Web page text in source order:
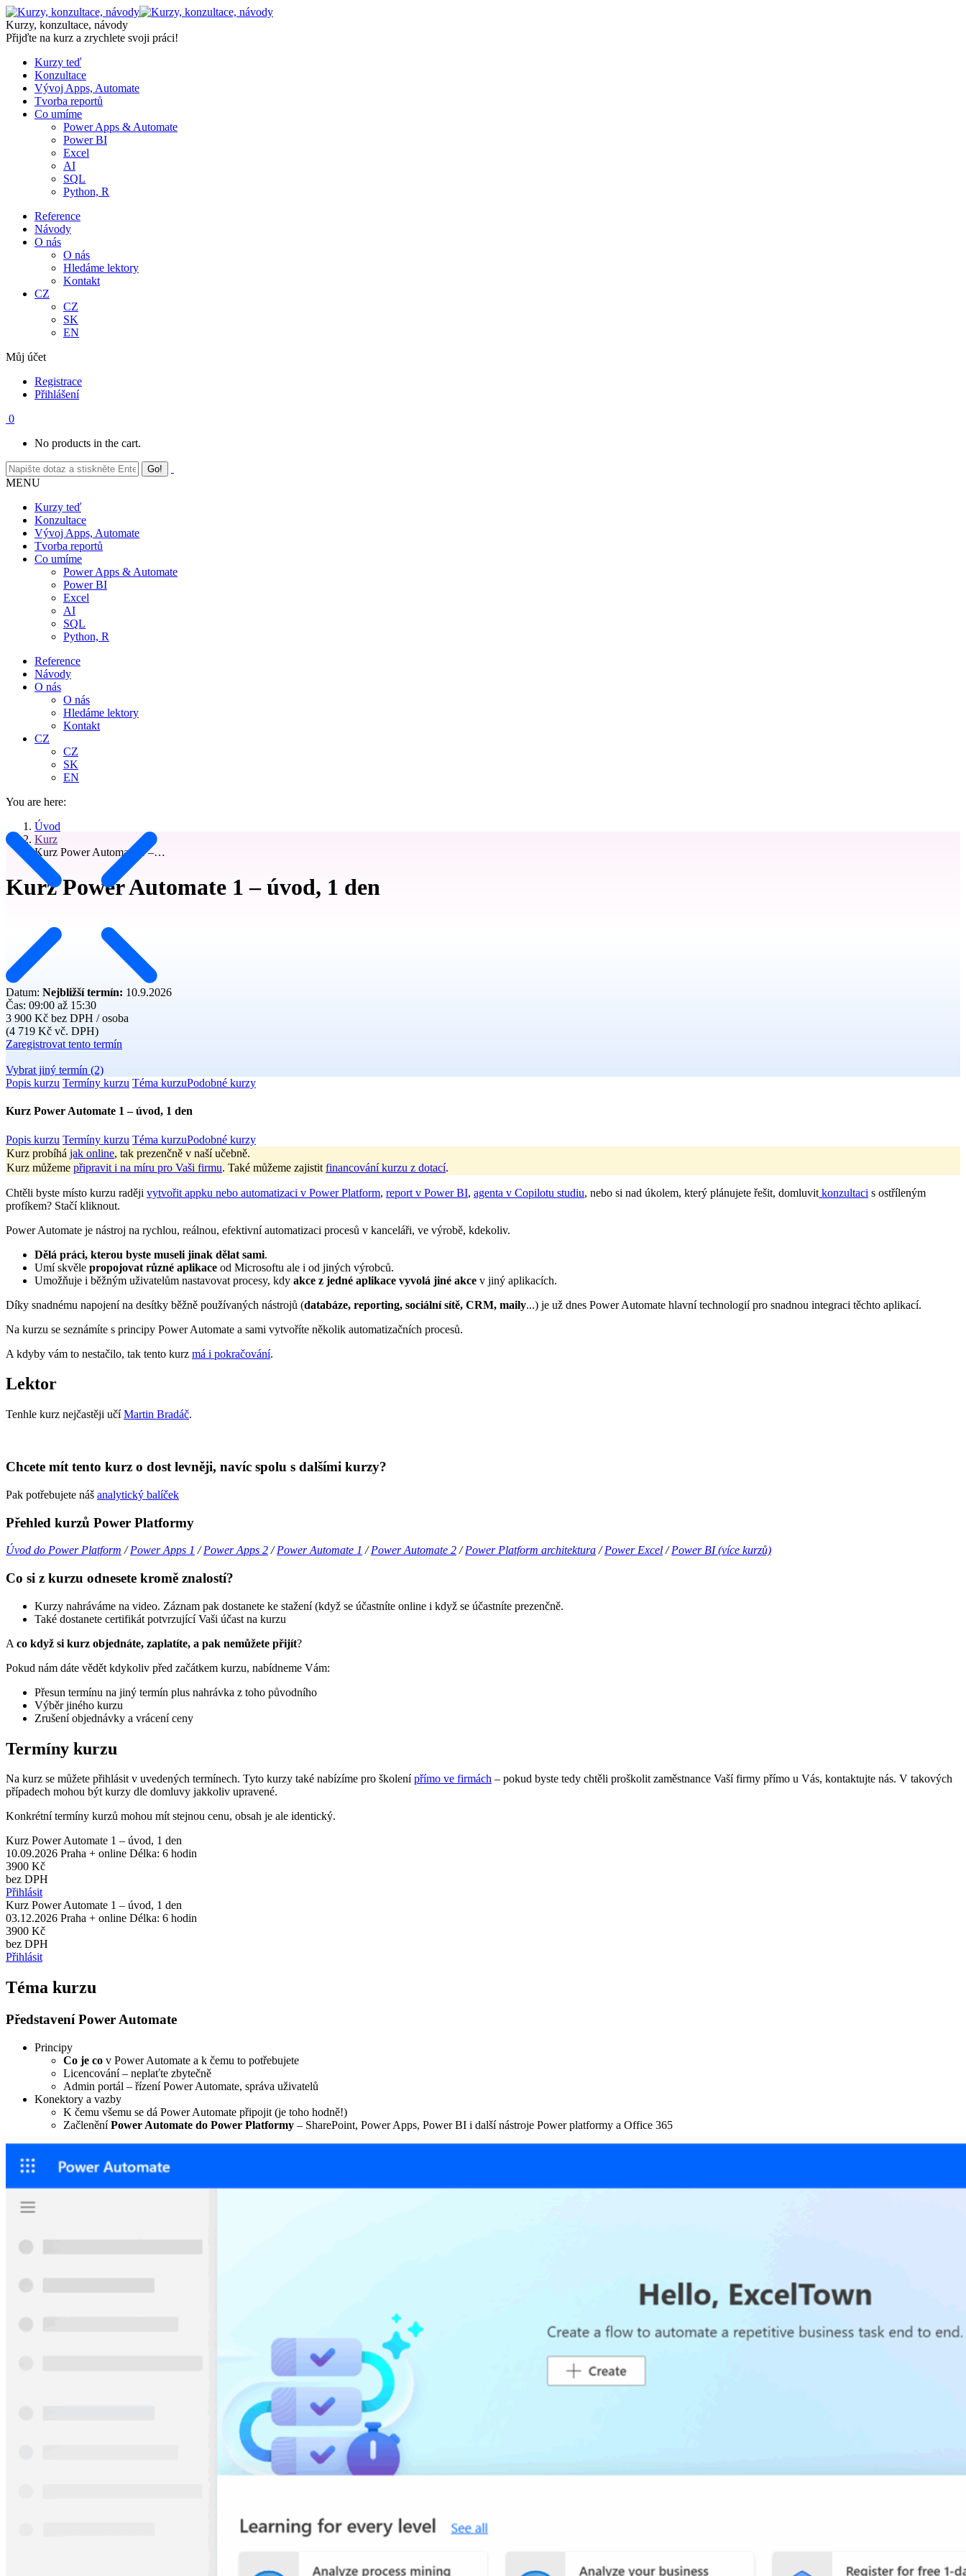
Skip
to
content
Kurzy, konzultace, návody
Přijďte na kurz a zrychlete svoji práci!
Kurzy teď
Konzultace
Vývoj Apps, Automate
Tvorba reportů
Co umíme
Power Apps & Automate
Power BI
Excel
AI
SQL
Python, R
Reference
Návody
O nás
O nás
Hledáme lektory
Kontakt
CZ
CZ
SK
EN
Můj účet
Registrace
Přihlášení
0
No products in the cart.
MENU
Kurzy teď
Konzultace
Vývoj Apps, Automate
Tvorba reportů
Co umíme
Power Apps & Automate
Power BI
Excel
AI
SQL
Python, R
Reference
Návody
O nás
O nás
Hledáme lektory
Kontakt
CZ
CZ
SK
EN
You are here:
Úvod
Kurz
Kurz Power Automate 1 –…
Kurz Power Automate 1 – úvod, 1 den
Datum: Nejbližší termín: 10.9.2026
Čas: 09:00 až 15:30
3 900 Kč bez DPH / osoba
(4 719 Kč vč. DPH)
Zaregistrovat tento termín
Vybrat jiný termín (2)
Popis kurzu Termíny kurzu Téma kurzuPodobné kurzy
Kurz Power Automate 1 – úvod, 1 den
Popis kurzu Termíny kurzu Téma kurzuPodobné kurzy
Kurz probíhá jak online, tak prezenčně v naší učebně.
Kurz můžeme připravit i na míru pro Vaši firmu. Také můžeme zajistit financování kurzu z dotací.
Chtěli byste místo kurzu raději vytvořit appku nebo automatizaci v Power Platform, report v Power BI, agenta v Copilotu studiu, nebo si nad úkolem, který plánujete řešit, domluvit konzultaci s ostříleným
profíkem? Stačí kliknout.
Power Automate je nástroj na rychlou, reálnou, efektivní automatizaci procesů v kanceláři, ve výrobě, kdekoliv.
Dělá práci, kterou byste museli jinak dělat sami.
Umí skvěle propojovat různé aplikace od Microsoftu ale i od jiných výrobců.
Umožňuje i běžným uživatelům nastavovat procesy, kdy akce z jedné aplikace vyvolá jiné akce v jiný aplikacích.
Díky snadnému napojení na desítky běžně používaných nástrojů (databáze, reporting, sociální sítě, CRM, maily...) je už dnes Power Automate hlavní technologií pro snadnou integraci těchto aplikací.
Na kurzu se seznámíte s principy Power Automate a sami vytvoříte několik automatizačních procesů.
A kdyby vám to nestačilo, tak tento kurz má i pokračování.
Lektor
Tenhle kurz nejčastěji učíMartin Bradáč.
Chcete mít tento kurz o dost levněji, navíc spolu s dalšími kurzy?
Pak potřebujete náš analytický balíček
Přehled kurzů Power Platformy
Úvod do Power Platform /Power Apps 1 /Power Apps 2 /Power Automate 1 /Power Automate 2 /Power Platform architektura /Power Excel /Power BI (více kurzů)
Co si z kurzu odnesete kromě znalostí?
Kurzy nahráváme na video. Záznam pak dostanete ke stažení (když se účastníte online i když se účastníte prezenčně.
Také dostanete certifikát potvrzující Vaši účast na kurzu
A co když si kurz objednáte, zaplatíte, a pak nemůžete přijít?
Pokud nám dáte vědět kdykoliv před začátkem kurzu, nabídneme Vám:
Přesun termínu na jiný termín plus nahrávka z toho původního
Výběr jiného kurzu
Zrušení objednávky a vrácení ceny
Termíny kurzu
Na kurz se můžete přihlásit v uvedených termínech. Tyto kurzy také nabízíme pro školení přímo ve firmách – pokud byste tedy chtěli proškolit zaměstnance Vaší firmy přímo u Vás, kontaktujte nás. V takových
případech mohou být kurzy dle domluvy jakkoliv upravené.
Konkrétní termíny kurzů mohou mít stejnou cenu, obsah je ale identický.
Kurz Power Automate 1 – úvod, 1 den
10.09.2026 Praha + online Délka: 6 hodin
3900 Kč
bez DPH
Přihlásit
Kurz Power Automate 1 – úvod, 1 den
03.12.2026 Praha + online Délka: 6 hodin
3900 Kč
bez DPH
Přihlásit
Téma kurzu
Představení Power Automate
Principy
Co je co v Power Automate a k čemu to potřebujete
Licencování – neplaťte zbytečně
Admin portál – řízení Power Automate, správa uživatelů
Konektory a vazby
K čemu všemu se dá Power Automate připojit (je toho hodně!)
ZačleněníPower Automate do Power Platformy – SharePoint, Power Apps, Power BI i další nástroje Power platformy a Office 365